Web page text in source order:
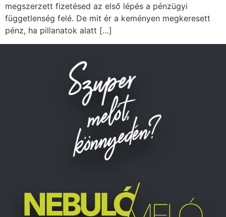
megszerzett fizetésed az első lépés a pénzügyi
függetlenség felé. De mit ér a keményen megkeresett
pénz, ha pillanatok alatt […]